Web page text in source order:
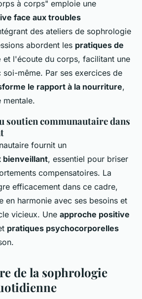
à corps" emploie une
face aux troubles
des ateliers de sophrologie
abordent les pratiques de
et l'écoute du corps, facilitant une
même. Par ses exercices de
le rapport à la nourriture,
mentale.
soutien communautaire dans
fournit un
bienveillant, essentiel pour briser
compensatoires. La
efficacement dans ce cadre,
en harmonie avec ses besoins et
vicieux. Une approche positive
pratiques psychocorporelles
de la sophrologie